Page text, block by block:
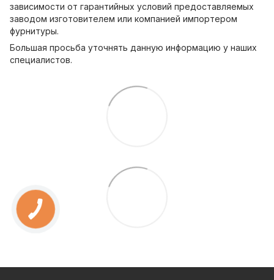
зависимости от гарантийных условий предоставляемых
заводом изготовителем или компанией импортером
фурнитуры.
Большая просьба уточнять данную информацию у наших
специалистов.